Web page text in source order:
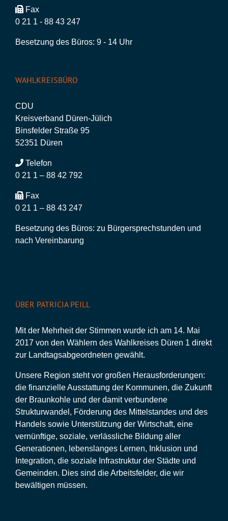
Fax
0 21 1 - 88 43 247
Besetzung des Büros: 9 - 14 Uhr
WAHLKREISBÜRO
CDU
Kreisverband Düren-Jülich
Binsfelder Straße 95
52351 Düren
Telefon
0 21 1 – 88 42 792
Fax
0 21 1 – 88 43 247
Besetzung des Büros: zu Bürgersprechstunden und
nach Vereinbarung
ÜBER PATRICIA PEILL
Mit der Mehrheit der Stimmen wurde ich am 14. Mai
2017 von den Wählern des Wahlkreises Düren 1 direkt
zur Landtagsabgeordneten gewählt.
Unsere Region steht vor großen Herausforderungen:
die finanzielle Ausstattung der Kommunen, die Zukunft
der Braunkohle und der damit verbundene
Strukturwandel, Förderung des Mittelstandes und des
Handels sowie Unterstützung der Wirtschaft, eine
vernünftige, soziale, verlässliche Bildung aller
Generationen, lebenslanges Lernen, Inklusion und
Integration, die soziale Infrastruktur der Städte und
Gemeinden. Dies sind die Arbeitsfelder, die wir
bewältigen müssen.